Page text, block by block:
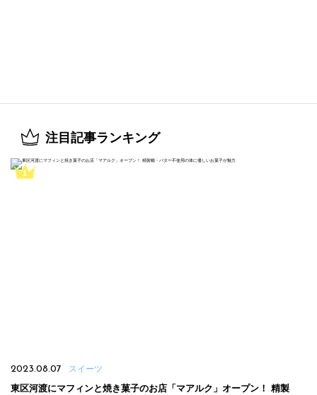
注目記事ランキング
2023.08.07 スイーツ
東区河渡にマフィンと焼き菓子のお店「マアルク」オープン！ 精製